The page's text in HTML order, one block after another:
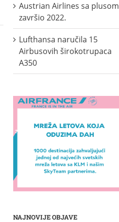
Austrian Airlines sa plusom
završio 2022.
Lufthansa naručila 15
Airbusovih širokotrupaca
A350
NAJNOVIJE OBJAVE